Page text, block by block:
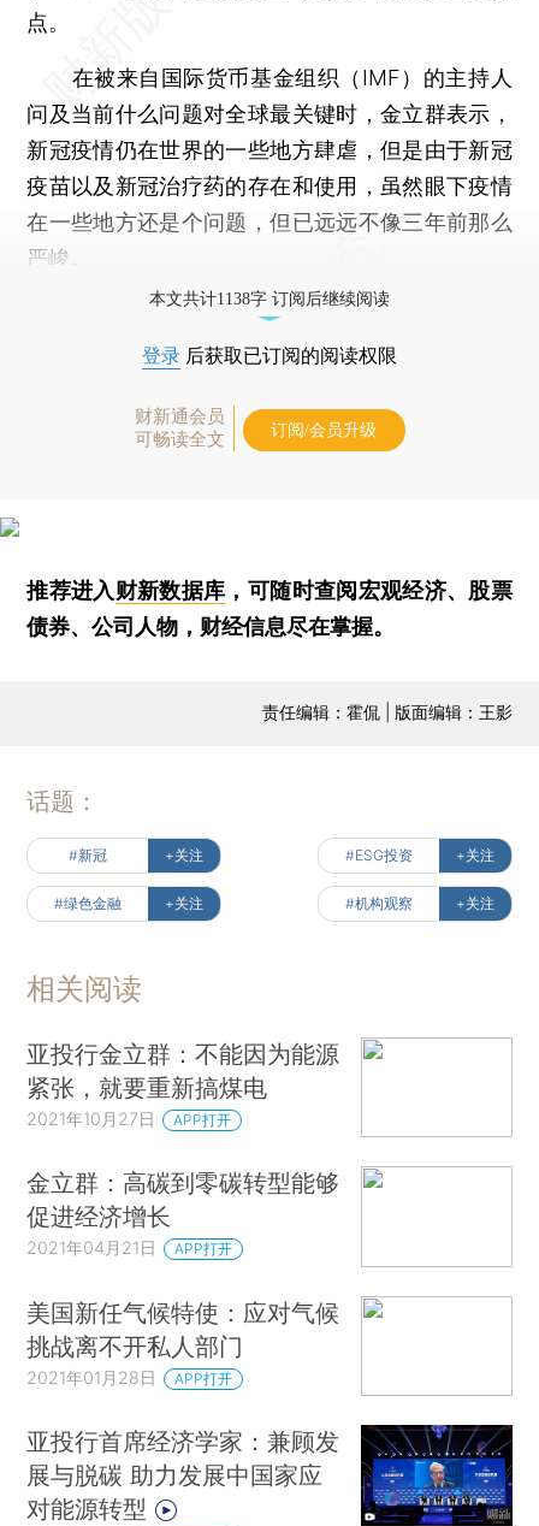
点。
在被来自国际货币基金组织（IMF）的主持人
问及当前什么问题对全球最关键时，金立群表示，
新冠疫情仍在世界的一些地方肆虐，但是由于新冠
疫苗以及新冠治疗药的存在和使用，虽然眼下疫情
在一些地方还是个问题，但已远远不像三年前那么
严峻。
本文共计1138字 订阅后继续阅读
登录 后获取已订阅的阅读权限
财新通会员
可畅读全文
订阅/会员升级
推荐进入财新数据库 ，可随时查阅宏观经济、股票
债券、公司人物，财经信息尽在掌握。
责任编辑：霍侃 | 版面编辑：王影
话题：
#新冠 +关注 #ESG投资 +关注
#绿色金融 +关注 #机构观察 +关注
相关阅读
亚投行金立群：不能因为能源
紧张，就要重新搞煤电
2021年10月27日 APP打开
金立群：高碳到零碳转型能够
促进经济增长
2021年04月21日 APP打开
美国新任气候特使：应对气候
挑战离不开私人部门
2021年01月28日 APP打开
亚投行首席经济学家：兼顾发
展与脱碳 助力发展中国家应
对能源转型